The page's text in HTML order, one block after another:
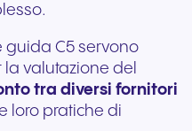
guida C5 servono
la valutazione del
tra diversi fornitori
loro pratiche di